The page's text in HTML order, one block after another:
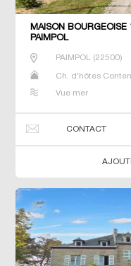
MAISON BOURGEOISE
PAIMPOL
PAIMPOL(22500)
Ch. d'hôtes
Vue mer
CONTACT